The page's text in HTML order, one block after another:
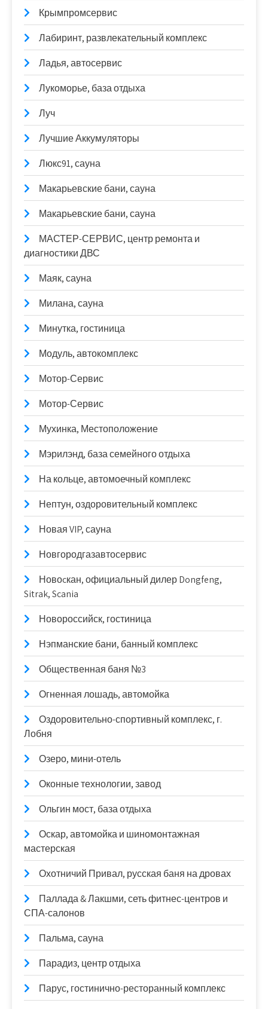
Крымпромсервис
Лабиринт, развлекательный комплекс
Ладья, автосервис
Лукоморье, база отдыха
Луч
Лучшие Аккумуляторы
Люкс91, сауна
Макарьевские бани, сауна
Макарьевские бани, сауна
МАСТЕР-СЕРВИС, центр ремонта и
диагностики ДВС
Маяк, сауна
Милана, сауна
Минутка, гостиница
Модуль, автокомплекс
Мотор-Сервис
Мотор-Сервис
Мухинка, Местоположение
Мэрилэнд, база семейного отдыха
На кольце, автомоечный комплекс
Нептун, оздоровительный комплекс
Новая VIP, сауна
Новгородгазавтосервис
Новоcкан, официальный дилер Dongfeng,
Sitrak, Scania
Новороссийск, гостиница
Нэпманские бани, банный комплекс
Общественная баня №3
Огненная лошадь, автомойка
Оздоровительно-спортивный комплекс, г.
Лобня
Озеро, мини-отель
Оконные технологии, завод
Ольгин мост, база отдыха
Оскар, автомойка и шиномонтажная
мастерская
Охотничий Привал, русская баня на дровах
Паллада & Лакшми, сеть фитнес-центров и
СПА-салонов
Пальма, сауна
Парадиз, центр отдыха
Парус, гостинично-ресторанный комплекс